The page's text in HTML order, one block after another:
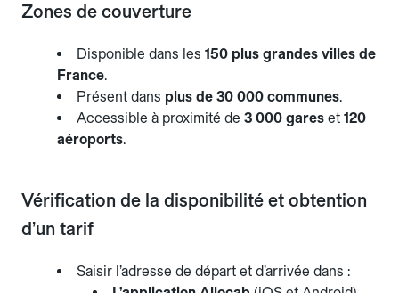
Zones de couverture
Disponible dans les 150 plus grandes villes de
France.
Présent dans plus de 30 000 communes.
Accessible à proximité de 3 000 gares et 120
aéroports.
Vérification de la disponibilité et obtention
d’un tarif
Saisir l’adresse de départ et d’arrivée dans :